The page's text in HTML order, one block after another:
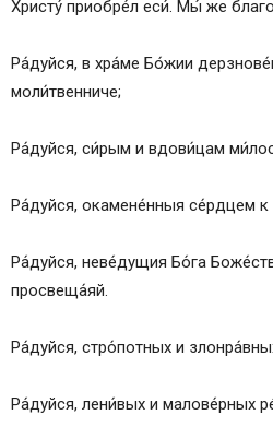
Христу́ приобре́л еси́. Мы́ же
Ра́дуйся, в хра́ме Бо́жии
моли́твенниче;
Ра́дуйся, си́рым и вдови́цам
Ра́дуйся, окамене́нныя се́рдцем
Ра́дуйся, неве́дущия Бо́га
просвеща́яй.
Ра́дуйся, стро́потных и
Ра́дуйся, лени́вых и малове́рных